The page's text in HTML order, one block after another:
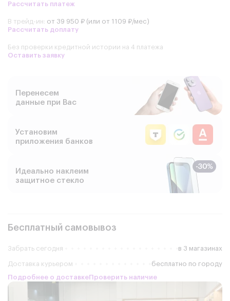
Рассчитать платеж
В трейд-ин: от 39 950 ₽ (или от 1109 ₽/мес)
Рассчитать доплату
Без проверки кредитной истории на 4 платежа
Оставить заявку
Перенесем
данные при Вас
Установим
приложения банков
Идеально наклеим
защитное стекло
Бесплатный самовывоз
Забрать сегодня в 3 магазинах
Доставка курьером
бесплатно по городу
Подробнее о доставке Проверить наличие